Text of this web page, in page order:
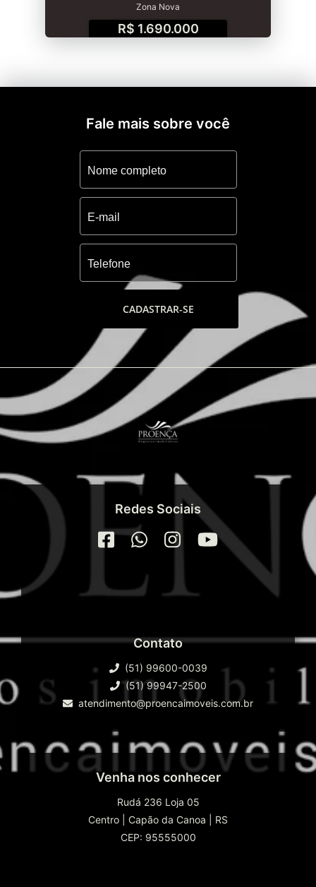
Zona Nova
R$ 1.690.000
Fale mais sobre você
CADASTRAR-SE
Redes Sociais
Contato
(51) 99600-0039
(51) 99947-2500
atendimento@proencaimoveis.com.br
Venha nos conhecer
Rudá 236 Loja 05
Centro
Capão da Canoa
RS
CEP: 95555000